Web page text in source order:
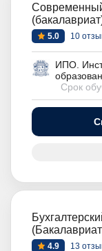
5.0 10
ИПО.
Срок
4.9 13